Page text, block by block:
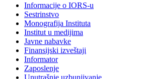
Informacije o IORS-u
Sestrinstvo
Monografija Instituta
Institut u medijima
Javne nabavke
Finansijski izveštaji
Informator
Zaposlenje
Unutrašnje uzbunjivanje